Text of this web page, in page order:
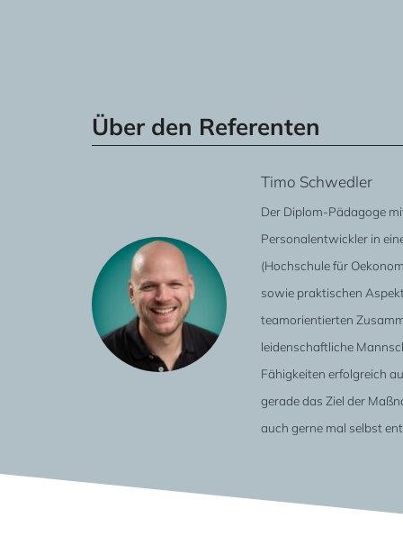
Über den Referenten
Timo Schwedler
Der Diplom-Pädagoge
Personalentwickler in
(Hochschule für
sowie praktischen
teamorientierten
leidenschaftliche
Fähigkeiten erfolgreich
gerade das Ziel der
auch gerne mal selbst